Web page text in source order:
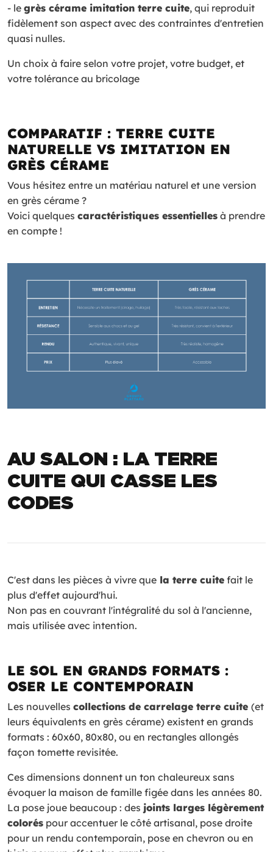
- le grès cérame imitation terre cuite, qui reproduit
fidèlement son aspect avec des contraintes d'entretien
quasi nulles.
Un choix à faire selon votre projet, votre budget, et
votre tolérance au bricolage
COMPARATIF : TERRE CUITE
NATURELLE VS IMITATION EN
GRÈS CÉRAME
Vous hésitez entre un matériau naturel et une version
en grès cérame ?
Voici quelques caractéristiques essentielles à prendre
en compte !
AU SALON : LA TERRE
CUITE QUI CASSE LES
CODES
C'est dans les pièces à vivre que la terre cuite fait le
plus d'effet aujourd'hui.
Non pas en couvrant l'intégralité du sol à l'ancienne,
mais utilisée avec intention.
LE SOL EN GRANDS FORMATS :
OSER LE CONTEMPORAIN
Les nouvelles collections de carrelage terre cuite (et
leurs équivalents en grès cérame) existent en grands
formats : 60x60, 80x80, ou en rectangles allongés
façon tomette revisitée.
Ces dimensions donnent un ton chaleureux sans
évoquer la maison de famille figée dans les années 80.
La pose joue beaucoup : des joints larges légèrement
colorés pour accentuer le côté artisanal, pose droite
pour un rendu contemporain, pose en chevron ou en